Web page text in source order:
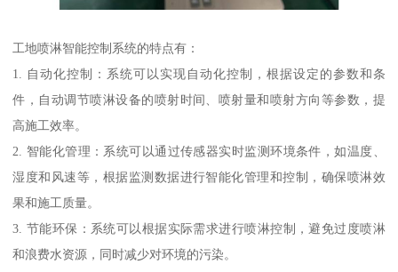
工地喷淋智能控制系统的特点有：
1. 自动化控制：系统可以实现自动化控制，根据设定的参数和条
件，自动调节喷淋设备的喷射时间、喷射量和喷射方向等参数，提
高施工效率。
2. 智能化管理：系统可以通过传感器实时监测环境条件，如温度、
湿度和风速等，根据监测数据进行智能化管理和控制，确保喷淋效
果和施工质量。
3. 节能环保：系统可以根据实际需求进行喷淋控制，避免过度喷淋
和浪费水资源，同时减少对环境的污染。